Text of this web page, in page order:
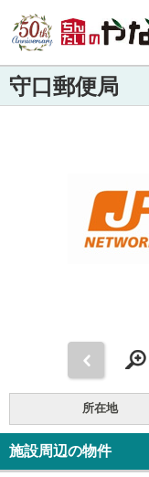
守口郵便局
所在地
施設周辺の物件